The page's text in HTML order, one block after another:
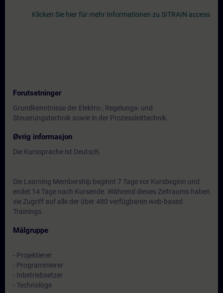
Klicken Sie hier für mehr Informationen zu SITRAIN access
Forutsetninger
Grundkenntnisse der Elektro-, Regelungs- und
Steuerungstechnik sowie in der Prozessleittechnik.
Øvrig informasjon
Die Kurssprache ist Deutsch.
Die Learning Membership beginnt 7 Tage vor Kursbeginn und
endet 14 Tage nach Kursende. Während dieses Zeitraums haben
sie Zugriff auf alle der über 480 verfügbaren web-based
Trainings.
Målgruppe
- Projektierer
- Programmierer
- Inbetriebsetzer
- Technologe